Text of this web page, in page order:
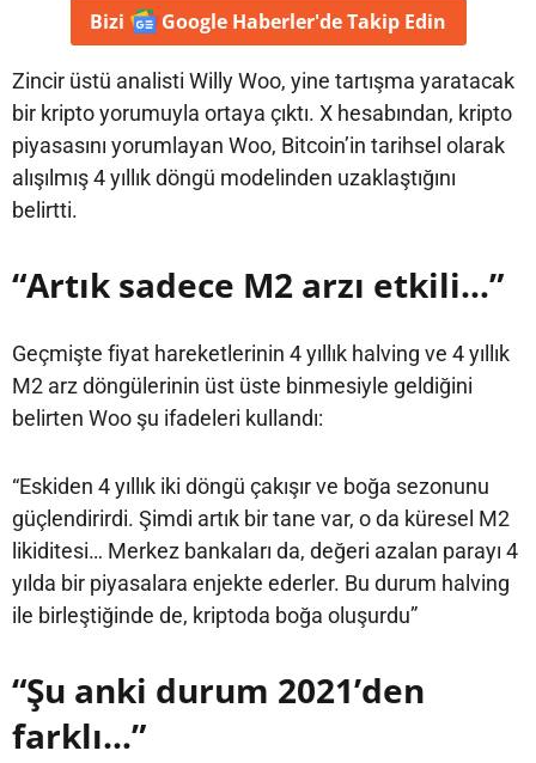
Bizi Google Haberler'deTakip Edin
Zincir üstü analisti Willy Woo, yine tartışma yaratacak
bir kripto yorumuyla ortaya çıktı. X hesabından, kripto
piyasasını yorumlayan Woo, Bitcoin’in tarihsel olarak
alışılmış 4 yıllık döngü modelinden uzaklaştığını
belirtti.
“Artık sadece M2 arzı etkili…”
Geçmişte fiyat hareketlerinin 4 yıllık halving ve 4 yıllık
M2 arz döngülerinin üst üste binmesiyle geldiğini
belirten Woo şu ifadeleri kullandı:
“Eskiden 4 yıllık iki döngü çakışır ve boğa sezonunu
güçlendirirdi. Şimdi artık bir tane var, o da küresel M2
likiditesi… Merkez bankaları da, değeri azalan parayı 4
yılda bir piyasalara enjekte ederler. Bu durum halving
ile birleştiğinde de, kriptoda boğa oluşurdu”
“Şu anki durum 2021’den
farklı…”